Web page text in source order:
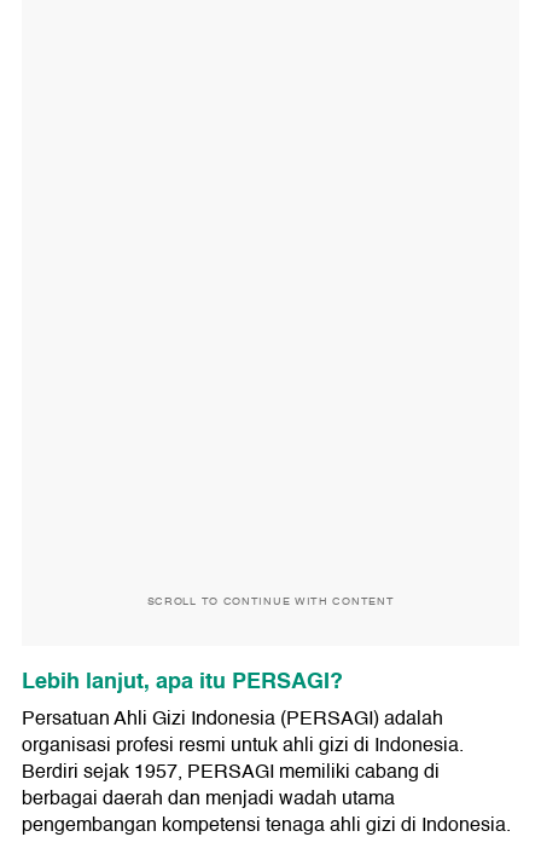
SCROLL TO CONTINUE WITH CONTENT
Lebih lanjut, apa itu PERSAGI?
Persatuan Ahli Gizi Indonesia (PERSAGI) adalah
organisasi profesi resmi untuk ahli gizi di Indonesia.
Berdiri sejak 1957, PERSAGI memiliki cabang di
berbagai daerah dan menjadi wadah utama
pengembangan kompetensi tenaga ahli gizi di Indonesia.